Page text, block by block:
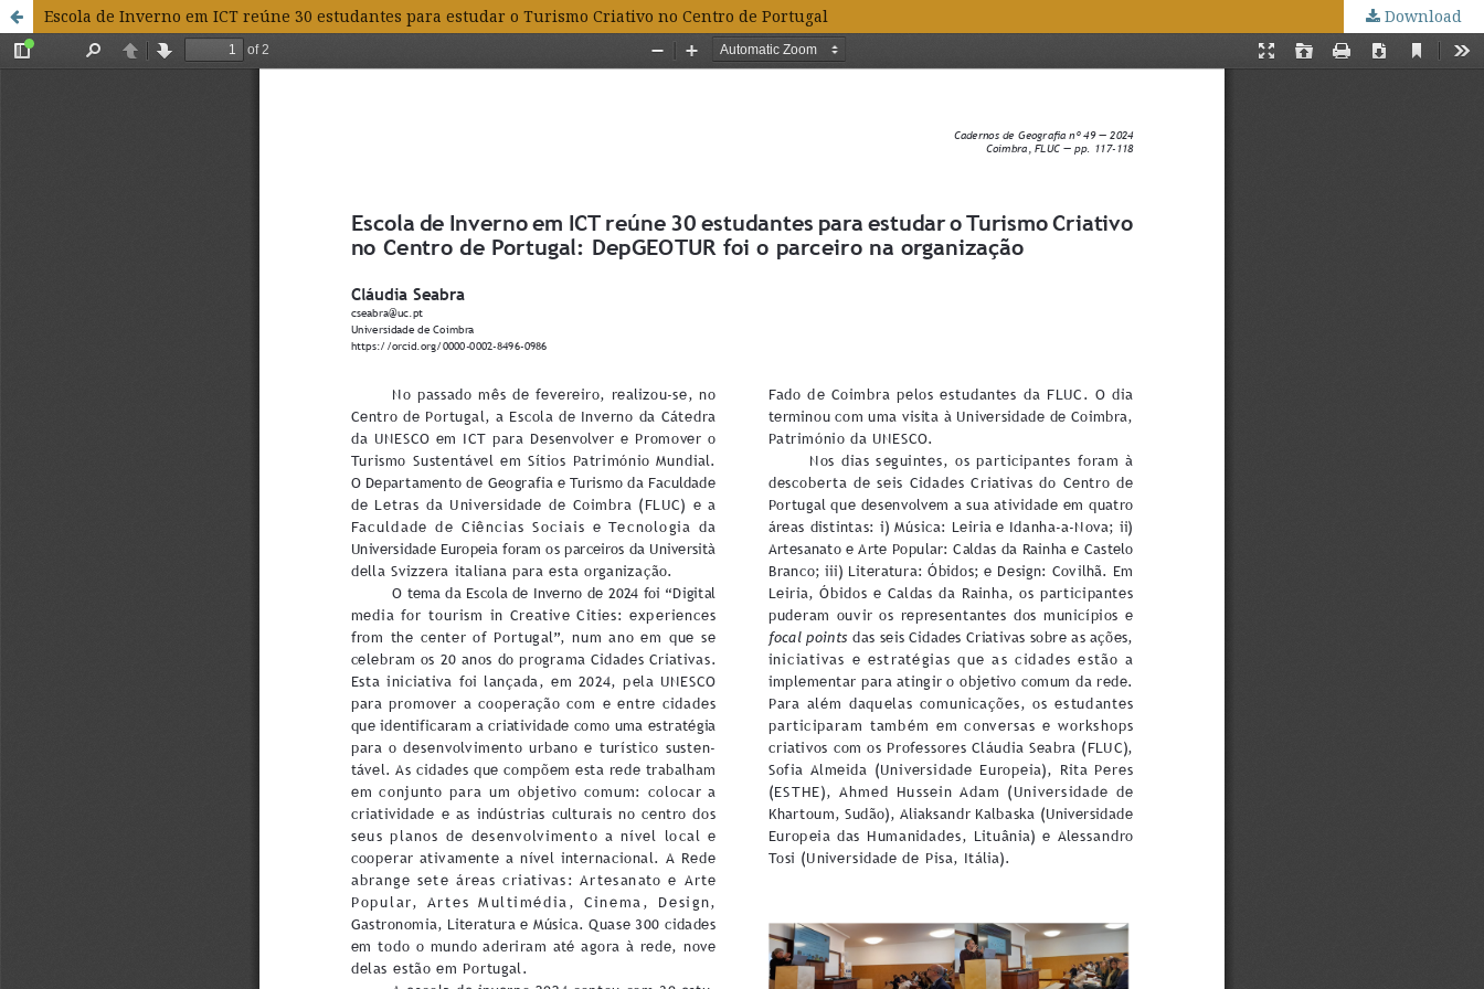
Escola de Inverno em ICT reúne 30 estudantes para estudar o Turismo Criativo no Centro de Portugal Download